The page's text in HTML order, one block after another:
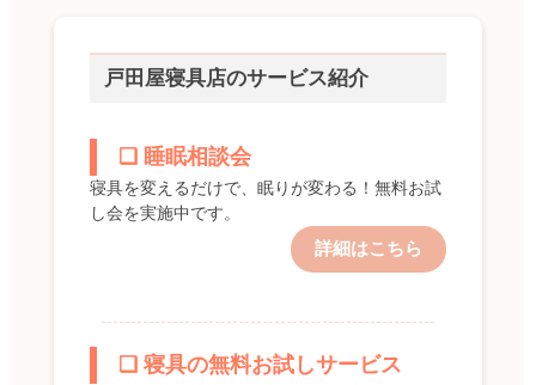
戸田屋寝具店のサービス紹介
❑ 睡眠相談会
寝具を変えるだけで、眠りが変わる！無料お試
し会を実施中です。
詳細はこちら
❑ 寝具の無料お試しサービス